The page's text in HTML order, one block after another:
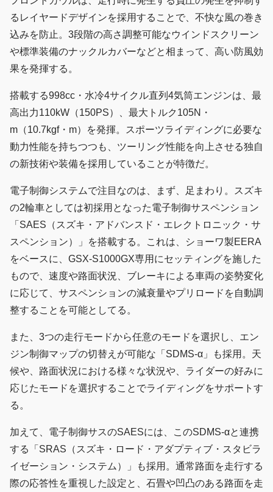
るレイヤードデザインを採用することで、不快な風の巻き
込みを防止。3段階の高さ調整可能なウインドスクリーン
や標準装備のナックルカバーなどと相まって、高い防風効
果を発揮する。
搭載する998cc・水冷4サイクル直列4気筒エンジンは、最
高出力110kW（150PS）、最大トルク105N・
m（10.7kgf・m）を発揮。スポーツライディングに必要な
動力性能を持ちつつも、ツーリング性能を向上させる独自
の新技術や装備を採用していることが特徴だ。
電子制御システムで注目なのは、まず、足まわり。スズキ
の2輪車としては初採用となった電子制御サスペンション
「SAES（スズキ・アドバンスド・エレクトロニック・サ
スペンション）」を搭載する。これは、ショーワ製EERA
をベースに、GSX-S1000GX専用にセッティングを施した
もので、速度や路面状況、ブレーキによる車両の姿勢変化
に応じて、サスペンションの減衰量やプリロードを自動調
整することを可能としてる。
また、3つの走行モードから任意のモードを選択し、エン
ジン制御マップの切替えが可能な「SDMS-α」も採用。天
候や、路面状況における様々な状況や、ライダーの好みに
応じたモードを選択することでライディングをサポートす
る。
加えて、電子制御サスのSAESには、このSDMS-αと連携
する「SRAS（スズキ・ロード・アダプティブ・スタビラ
イゼーション・システム）」も採用。通常路面を走行する
際の応答性を重視した設定と、石畳や凹凸のある路面を走